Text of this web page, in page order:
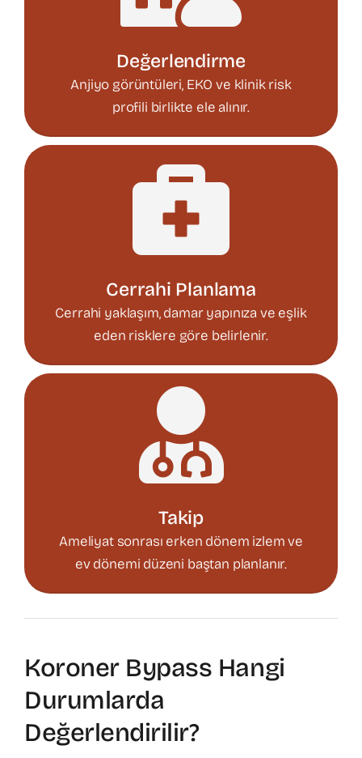
Değerlendirme
Anjiyo görüntüleri, EKO ve klinik risk
profili birlikte ele alınır.
Cerrahi Planlama
Cerrahi yaklaşım, damar yapınıza ve eşlik
eden risklere göre belirlenir.
Takip
Ameliyat sonrası erken dönem izlem ve
ev dönemi düzeni baştan planlanır.
Koroner Bypass Hangi
Durumlarda
Değerlendirilir?